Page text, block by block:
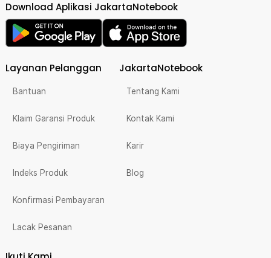
Download Aplikasi JakartaNotebook
Layanan Pelanggan
Bantuan
Klaim Garansi Produk
Biaya Pengiriman
Indeks Produk
Konfirmasi Pembayaran
Lacak Pesanan
JakartaNotebook
Tentang Kami
Kontak Kami
Karir
Blog